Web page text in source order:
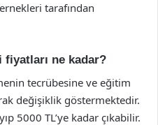
tarafından
ne kadar?
tecrübesine ve eğitim
değişiklik göstermektedir.
5000 TL’ye kadar çıkabilir.